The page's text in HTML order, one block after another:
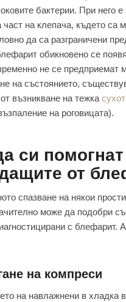
бактерии. При него е
на клепача, където са
да са разграничени
обикновено се
не се предприемат
на състоянието,
възникване на тежка
на роговицата).
си помогнат
от
спазване на някои
може да подобри
с блефарит.
на компреси
на навлажнени в хладка